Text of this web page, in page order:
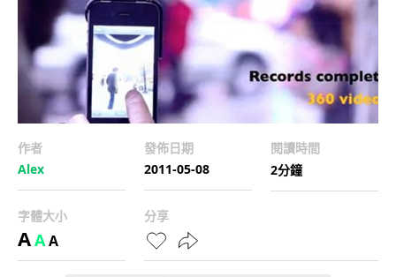
作者
Alex
發佈日期
2011-05-08
閱讀時間
2分鐘
字體大小
AAA
分享